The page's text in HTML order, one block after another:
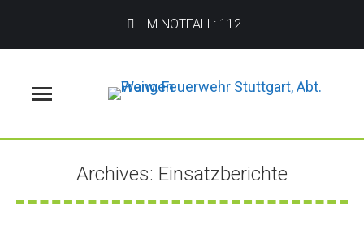
IM NOTFALL: 112
Archives: Einsatzberichte
Sie befinden sich hier: